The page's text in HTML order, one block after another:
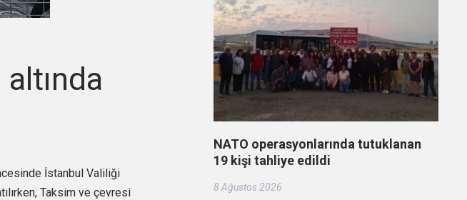
İstanbul Valiliği
Taksim ve çevresi
NATO operasyonlarında tutuklanan
19 kişi tahliye edildi
8 Ağustos 2026